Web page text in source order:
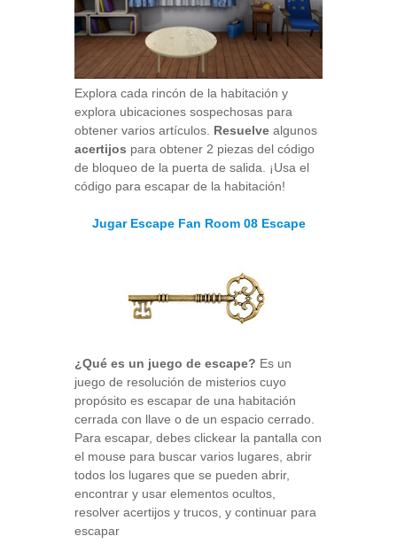
Explora cada rincón de la habitación y
explora ubicaciones sospechosas para
obtener varios artículos. Resuelve algunos
acertijos para obtener 2 piezas del código
de bloqueo de la puerta de salida. ¡Usa el
código para escapar de la habitación!
Jugar Escape Fan Room 08 Escape
¿Qué es un juego de escape? Es un
juego de resolución de misterios cuyo
propósito es escapar de una habitación
cerrada con llave o de un espacio cerrado.
Para escapar, debes clickear la pantalla con
el mouse para buscar varios lugares, abrir
todos los lugares que se pueden abrir,
encontrar y usar elementos ocultos,
resolver acertijos y trucos, y continuar para
escapar